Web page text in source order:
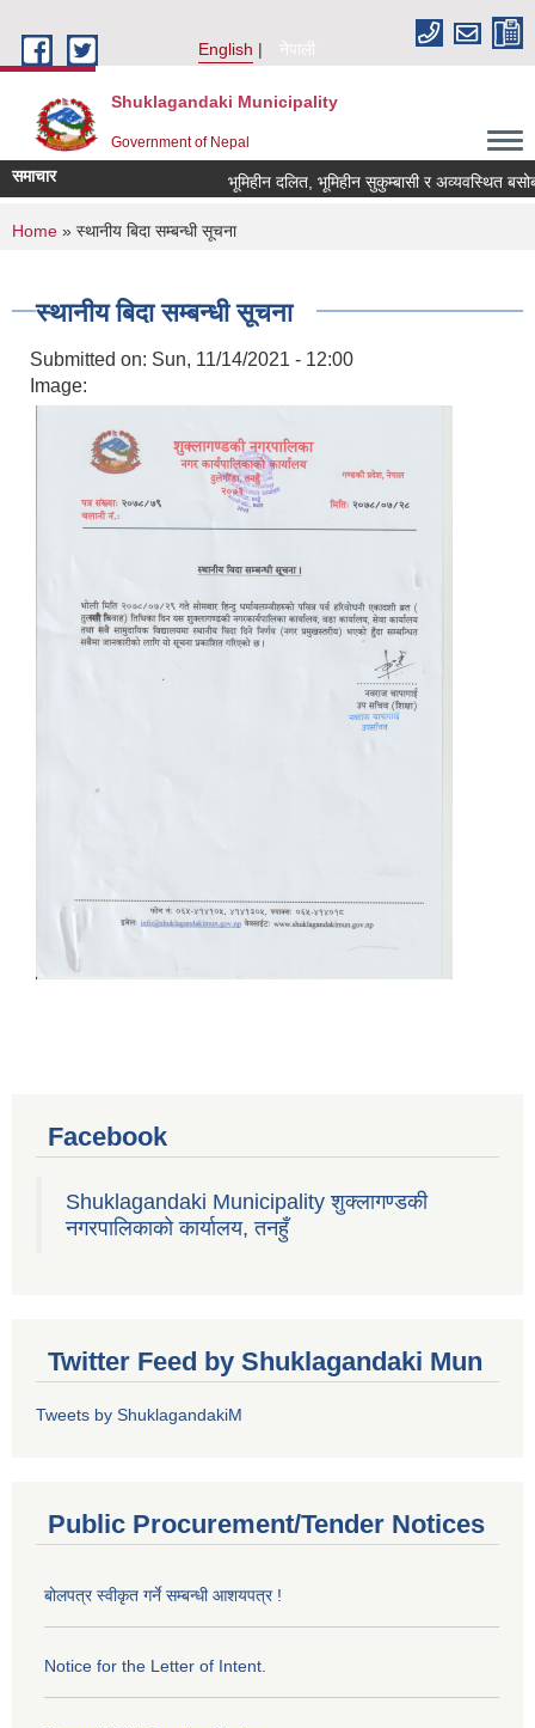
English
नेपाली
Shuklagandaki Municipality
Government of Nepal
समाचार भूमिहीन दलित, भूमिहीन सुकुम्बासी र अव्यवस्थित
You are here
Home » स्थानीय बिदा सम्बन्धी सूचना
स्थानीय बिदा सम्बन्धी सूचना
Submitted on: Sun, 11/14/2021 - 12:00
Image:
Facebook
Shuklagandaki Municipality शुक्लागण्डकी
नगरपालिकाको कार्यालय, तनहुँ
Twitter Feed by Shuklagandaki Mun
Tweets by ShuklagandakiM
Public Procurement/Tender Notices
बोलपत्र स्वीकृत गर्ने सम्बन्धी आशयपत्र !
Notice for the Letter of Intent.